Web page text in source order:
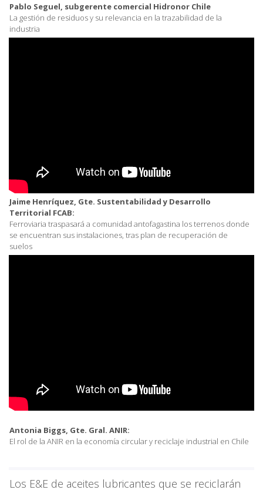
Pablo Seguel, subgerente comercial Hidronor Chile
La gestión de residuos y su relevancia en la trazabilidad de la
industria
Jaime Henríquez, Gte. Sustentabilidad y Desarrollo
Territorial FCAB:
Ferroviaria traspasará a comunidad antofagastina los terrenos donde
se encuentran sus instalaciones, tras plan de recuperación de
suelos
Antonia Biggs, Gte. Gral. ANIR:
El rol de la ANIR en la economía circular y reciclaje industrial en Chile
Los E&E de aceites lubricantes que se reciclarán